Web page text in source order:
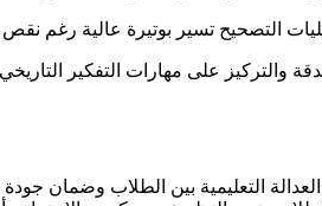
التصحيح تسير بوتيرة عالية رغم
والتركيز على مهارات التفكير
التعليمية بين الطلاب وضمان